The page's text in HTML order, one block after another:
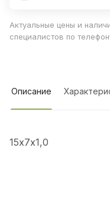
Актуальные цены и
специалистов по
Описание
15х7х1,0